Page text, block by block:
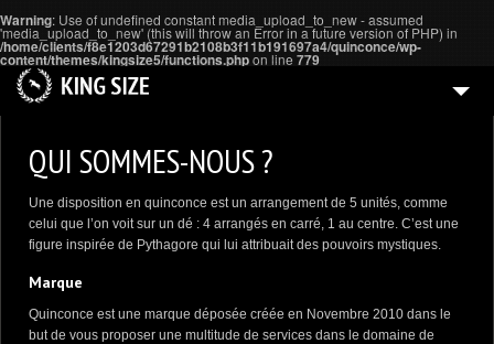
Warning: Use of undefined constant media_upload_to_new - assumed
'media_upload_to_new' (this will throw an Error in a future version of PHP) in
/home/clients/f8e1203d67291b2108b3f11b191697a4/quinconce/wp-
content/themes/kingsize5/functions.phpon line 779
REALISATIONS
BLOG
QUI SOMMES-NOUS ?
Une disposition en quinconce est un arrangement de 5 unités, comme
celui que l’on voit sur un dé : 4 arrangés en carré, 1 au centre. C’est une
figure inspirée de Pythagore qui lui attribuait des pouvoirs mystiques.
Marque
Quinconce est une marque déposée créée en Novembre 2010 dans le
but de vous proposer une multitude de services dans le domaine de